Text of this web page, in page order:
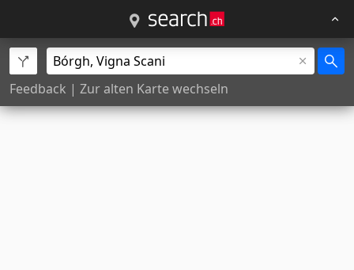
Feedback | Zur alten Karte wechseln